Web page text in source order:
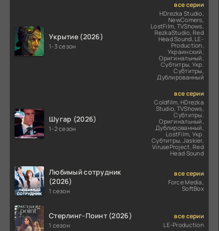
Укрытие (2026)
1-3 сезон
все серии
HDrezka Studio,
NewComers,
LostFilm, TVShows,
RezkaStudio, Red
Head Sound, LE-
Production,
Украинский,
Оригинальный,
Субтитры, Укр.
Субтитры,
Дублированный
Шугар (2026)
1-2 сезон
все серии
Coldfilm, HDrezka
Studio, TVShows,
Субтитры,
Оригинальный,
Дублированный,
LostFilm, Укр.
Субтитры, Jaskier,
ViruseProject, Red
Head Sound
Любимый сотрудник
(2026)
1 сезон
все серии
Force Media,
SoftBox
Стерлинг-Поинт (2026)
1 сезон
все серии
LE-Production